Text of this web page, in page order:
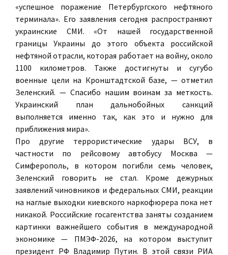
«успешное поражение Петербургского нефтяного
терминала». Его заявления сегодня распространяют
украинские СМИ. «От нашей государственной
границы Украины до этого объекта российской
нефтяной отрасли, которая работает на войну, около
1100 километров. Также достигнуты и сугубо
военные цели на Кронштадтской базе, — отметил
Зеленский. — Спасибо нашим воинам за меткость.
Украинский план дальнобойных санкций
выполняется именно так, как это и нужно для
приближения мира».
Про другие террористические удары ВСУ, в
частности по рейсовому автобусу Москва —
Симферополь, в котором погибли семь человек,
Зеленский говорить не стал. Кроме дежурных
заявлений чиновников и федеральных СМИ, реакции
на наглые выходки киевского наркофюрера пока нет
никакой. Российские госагентства заняты созданием
картинки важнейшего события в международной
экономике — ПМЭФ-2026, на котором выступит
президент РФ Владимир Путин. В этой связи РИА